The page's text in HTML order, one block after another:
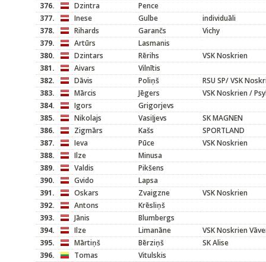
376.
Dzintra
Pence
377.
Inese Gulbe
individuāli
378.
Rihards Garančs
Vichy
379.
Artūrs
Lasmanis
380.
Dzintars Rērihs
VSK Noskrien
381.
Aivars
Vilnītis
382.
Dāvis Poliņš
RSU SP/ VSK
383.
Mārcis Jēgers
VSK Noskrien /
384.
Igors
Grigorjevs
385.
Nikolajs Vasiļjevs
SK MAGNEN
386.
Zigmārs Kašs
SPORTLAND
387.
Ieva Pūce
VSK Noskrien
388.
Ilze
Minusa
389.
Valdis
Pikšens
390.
Gvido
Lapsa
391.
Oskars Zvaigzne
VSK Noskrien
392.
Antons
Krēsliņš
393.
Jānis
Blumbergs
394.
Ilze Limanāne
VSK Noskrien
395.
Mārtiņš Bērziņš
SK Alise
396.
Tomas
Vitulskis